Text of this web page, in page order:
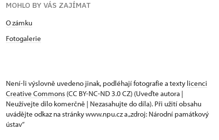
MOHLO BY VÁS ZAJÍMAT
O zámku
Fotogalerie
Není-li výslovně uvedeno jinak, podléhají fotografie a texty licenci
Creative Commons (CC BY-NC-ND 3.0 CZ) (Uveďte autora |
Neužívejte dílo komerčně | Nezasahujte do díla). Při užití obsahu
uvádějte odkaz na stránky www.npu.cz a „zdroj: Národní památkový
ústav“